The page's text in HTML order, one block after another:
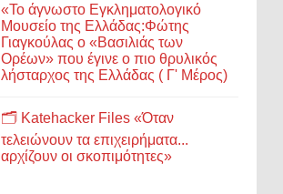
«Το άγνωστο Εγκληματολογικό
Μουσείο της Ελλάδας:Φώτης
Γιαγκούλας ο «Βασιλιάς των
Ορέων» που έγινε ο πιο θρυλικός
λήσταρχος της Ελλάδας ( Γ' Μέρος)
🗂️ Katehacker Files «Όταν
τελειώνουν τα επιχειρήματα...
αρχίζουν οι σκοπιμότητες»